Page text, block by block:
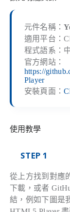
元件名稱：
適用平台：
程式語系：
官方網站：
https://
Player
安裝頁面：
使用教學
STEP 1
從上方找到對應
下載，或者
結，例如下圖是